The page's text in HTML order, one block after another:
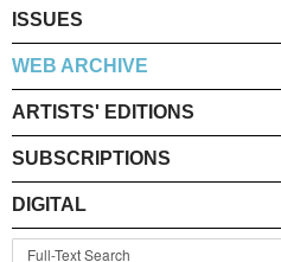
ISSUES
WEB ARCHIVE
ARTISTS' EDITIONS
SUBSCRIPTIONS
DIGITAL